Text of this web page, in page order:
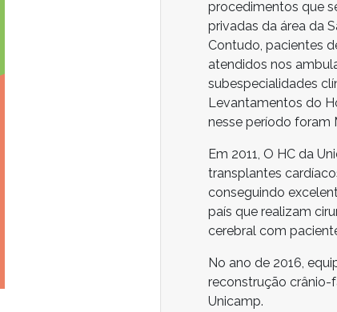
procedimentos que
privadas da área da
Contudo, pacientes
atendidos nos
subespecialidades
Levantamentos do
nesse período foram
Em 2011, O HC da
transplantes
conseguindo
país que realizam
cerebral com
No ano de 2016,
reconstrução crânio-
Unicamp.